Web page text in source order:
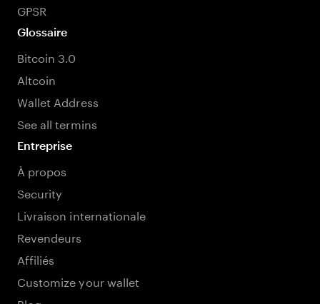
GPSR
Glossaire
Bitcoin 3.0
Altcoin
Wallet Address
See all termins
Entreprise
À propos
Security
Livraison internationale
Revendeurs
Affiliés
Customize your wallet